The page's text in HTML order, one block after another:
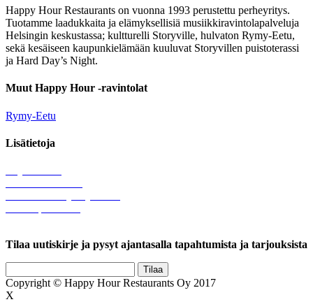
Happy Hour Restaurants on vuonna 1993 perustettu perheyritys.
Tuotamme laadukkaita ja elämyksellisiä musiikkiravintolapalveluja
Helsingin keskustassa; kultturelli Storyville, hulvaton Rymy-Eetu,
sekä kesäiseen kaupunkielämään kuuluvat Storyvillen puistoterassi
ja Hard Day’s Night.
Muut Happy Hour -ravintolat
Rymy-Eetu
Lisätietoja
Tilaa uutiskirje ja pysyt ajantasalla tapahtumista ja tarjouksista
Copyright © Happy Hour Restaurants Oy 2017
X